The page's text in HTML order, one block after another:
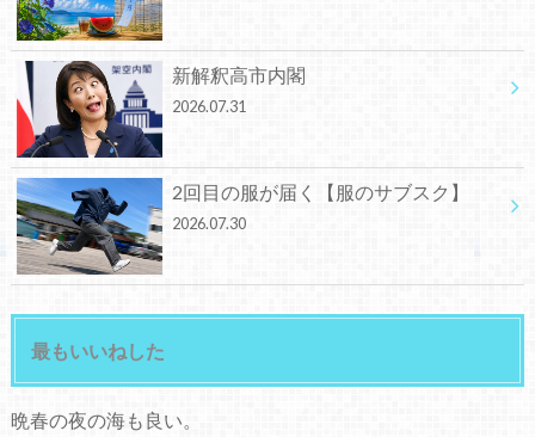
新解釈高市内閣
2026.07.31
2回目の服が届く【服のサブスク】
2026.07.30
最もいいねした
晩春の夜の海も良い。